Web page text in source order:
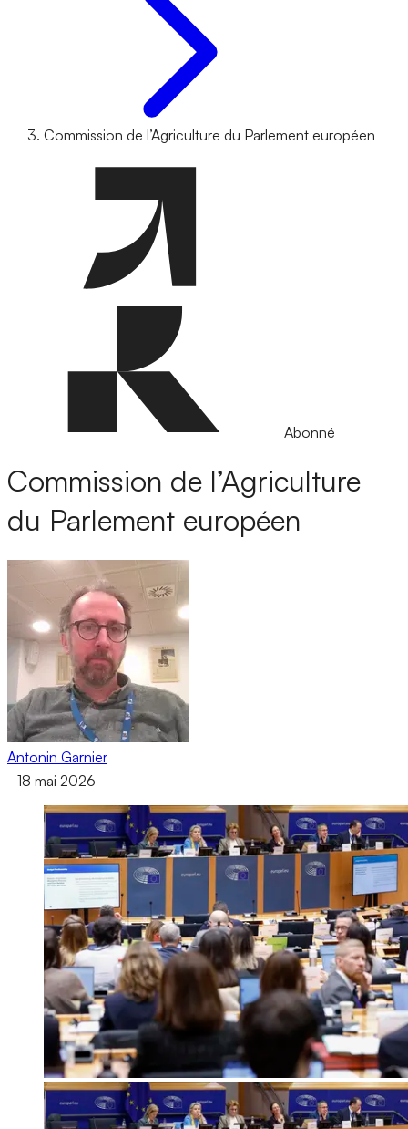
Commission de l’Agriculture du Parlement européen
Abonné
Commission de l’Agriculture
du Parlement européen
Antonin Garnier
- 18 mai 2026